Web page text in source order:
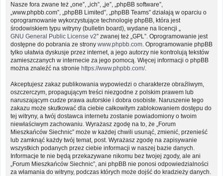
Nasze fora zwane też „one”, „ich”, „je”, „phpBB software”,
„www.phpbb.com”, „phpBB Limited”, „phpBB Teams” działają w oparciu o
oprogramowanie wykorzystujące technologię phpBB, która jest
środowiskiem typu witryny (bulletin board), wydane na licencji „
GNU General Public License v2” zwanej też „GPL”. Oprogramowanie jest
dostępne do pobrania ze strony www.phpbb.com . Oprogramowanie phpBB
tylko ułatwia dyskusje przez internet, a jego autorzy nie kontrolują tekstów
zamieszczanych w internecie za jego pomocą. Więcej informacji o phpBB
można znaleźć na stronie https://www.phpbb.com/.
Akceptujesz zakaz publikowania wypowiedzi o charakterze obraźliwym,
oszczerczym, propagującym treści niezgodne z polskim prawem lub
naruszającym cudze prawa autorskie i dobra osobiste. Naruszenie tego
zakazu może skutkować dla ciebie całkowitym zablokowaniem dostępu do
tej witryny, a twój dostawca internetu zostanie powiadomiony o twoim
niewłaściwym zachowaniu. Wyrażasz zgodę na to, że „Forum
Mieszkańców Siechnic” może w każdej chwili usunąć, zmienić, przenieść
lub zamknąć każdy twój temat, post. Wyrażasz zgodę na zapisywanie
wszystkich podanych przez ciebie informacji w naszej bazie danych.
Informacje te nie będą przekazywane nikomu bez twojej zgody, ale ani
„Forum Mieszkańców Siechnic”, ani phpBB nie ponosi odpowiedzialności
za włamania do witryny, podczas których może dojść do kradzieży danych.